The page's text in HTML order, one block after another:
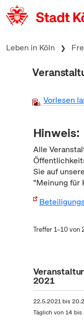
zum Inhalt springen
Leben in Köln
Vorlesen
Hinweis:
Alle
Sie auf
"Meinung für
Treffer 1–10 von
2021
22.5.2021bis
Täglich von 14